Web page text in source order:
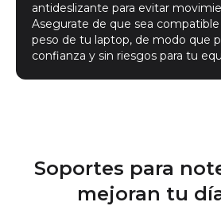
antideslizante para evitar
Asegurate de que sea
peso de tu laptop, de modo que
confianza y sin riesgos para tu
Soportes para
mejoran tu